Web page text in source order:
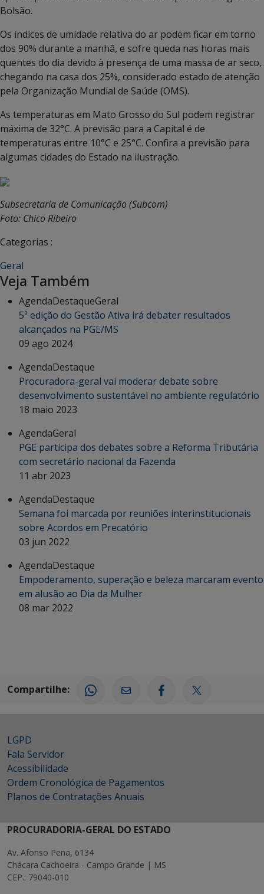
Bolsão.
Os índices de umidade relativa do ar podem ficar em torno
dos 90% durante a manhã, e sofre queda nas horas mais
quentes do dia devido à presença de uma massa de ar seco,
chegando na casa dos 25%, considerado estado de atenção
pela Organização Mundial de Saúde (OMS).
As temperaturas em Mato Grosso do Sul podem registrar
máxima de 32°C. A previsão para a Capital é de
temperaturas entre 10°C e 25°C. Confira a previsão para
algumas cidades do Estado na ilustração.
Subsecretaria de Comunicação (Subcom)
Foto: Chico Ribeiro
Categorias :
Geral
Veja Também
AgendaDestaqueGeral
5ª edição do Gestão Ativa irá debater resultados
alcançados na PGE/MS
09 ago 2024
AgendaDestaque
Procuradora-geral vai moderar debate sobre
desenvolvimento sustentável no ambiente regulatório
18 maio 2023
AgendaGeral
PGE participa dos debates sobre a Reforma Tributária
com secretário nacional da Fazenda
11 abr 2023
AgendaDestaque
Semana foi marcada por reuniões interinstitucionais
sobre Acordos em Precatório
03 jun 2022
AgendaDestaque
Empoderamento, superação e beleza marcaram evento
em alusão ao Dia da Mulher
08 mar 2022
Compartilhe:
LGPD
Fala Servidor
Acessibilidade
Ordem Cronológica de Pagamentos
Planos de Contratações Anuais
PROCURADORIA-GERAL DO ESTADO
Av. Afonso Pena, 6134
Chácara Cachoeira - Campo Grande | MS
CEP.: 79040-010